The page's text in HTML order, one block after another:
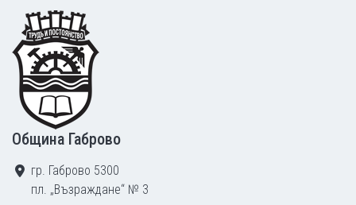
Footer
Община Габрово
гр. Габрово 5300
пл. „Възраждане“ № 3